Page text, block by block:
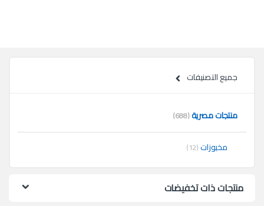
جميع التصنيفات
منتجات مصرية(688)
مخبوزات(12)
منتجات ذات تخفيضات